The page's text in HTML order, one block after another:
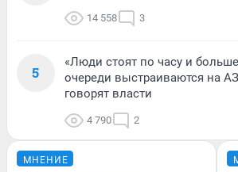
14 558 3
5
«Люди стоят по часу и
очереди выстраиваются на
говорят власти
4 790 2
МНЕНИЕ